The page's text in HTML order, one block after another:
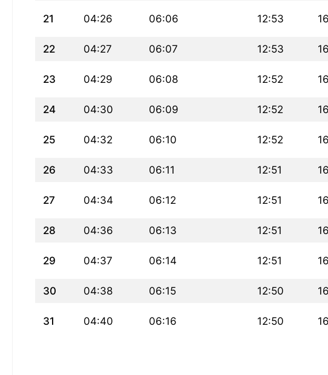
21 04:26 06:06 12:53
22 04:27 06:07 12:53
23 04:29 06:08 12:52
24 04:30 06:09 12:52
25 04:32 06:10 12:52
26 04:33 06:11 12:51
27 04:34 06:12 12:51
28 04:36 06:13 12:51
29 04:37 06:14 12:51
30 04:38 06:15 12:50
31 04:40 06:16 12:50